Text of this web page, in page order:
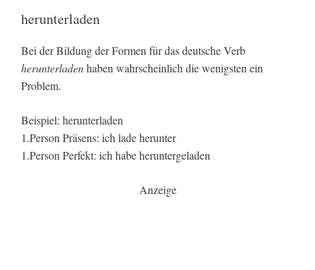
herunterladen
Bei der Bildung der Formen für das deutsche Verb
herunterladenhaben wahrscheinlich die wenigsten ein
Problem.
Beispiel: herunterladen
1.Person Präsens: ich lade herunter
1.Person Perfekt: ich habe heruntergeladen
Anzeige